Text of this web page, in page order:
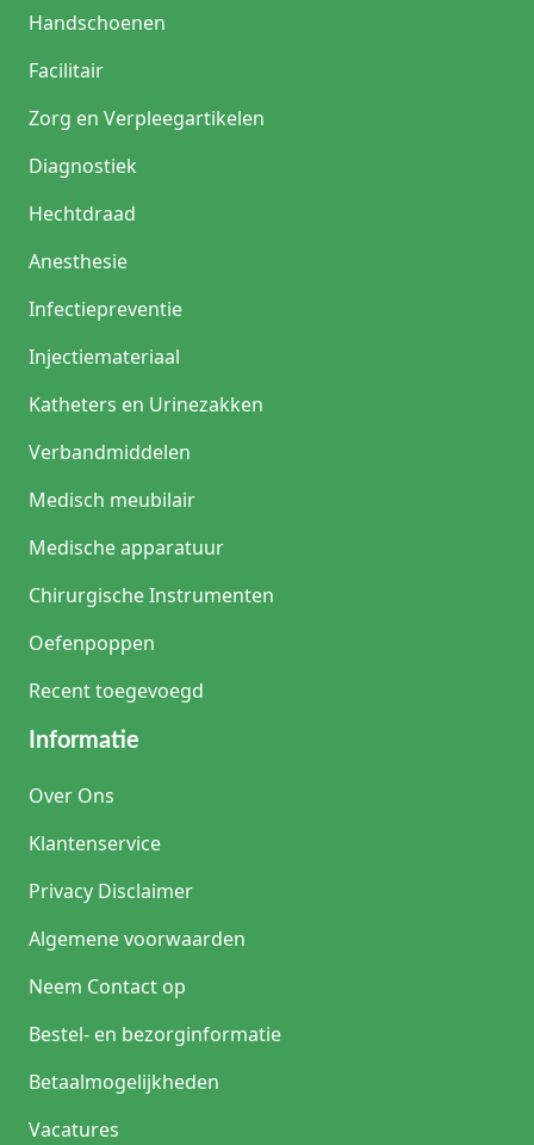
Handschoenen
Facilitair
Zorg en Verpleegartikelen
Diagnostiek
Hechtdraad
Anesthesie
Infectiepreventie
Injectiemateriaal
Katheters en Urinezakken
Verbandmiddelen
Medisch meubilair
Medische apparatuur
Chirurgische Instrumenten
Oefenpoppen
Recent toegevoegd
Informatie
Over Ons
Klantenservice
Privacy Disclaimer
Algemene voorwaarden
Neem Contact op
Bestel- en bezorginformatie
Betaalmogelijkheden
Vacatures